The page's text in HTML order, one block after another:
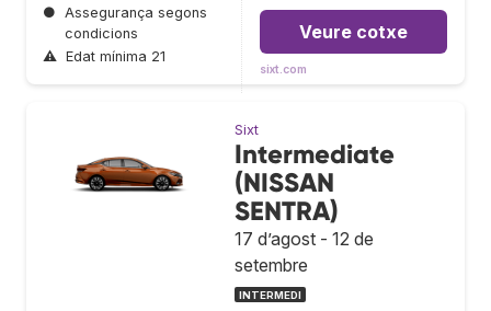
● Assegurança segons
condicions
⚠ Edat mínima 21
Veure cotxe
sixt.com
Sixt
Intermediate
(NISSAN
SENTRA)
17 d’agost - 12 de
setembre
INTERMEDI